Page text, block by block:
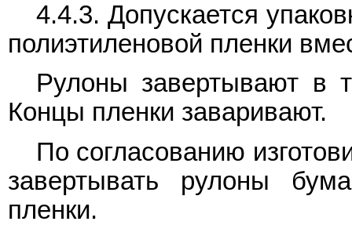
4.4.3. Допускается
полиэтиленовой пленки
Рулоны завертывают в
Концы пленки заваривают.
По согласованию
завертывать рулоны
пленки.